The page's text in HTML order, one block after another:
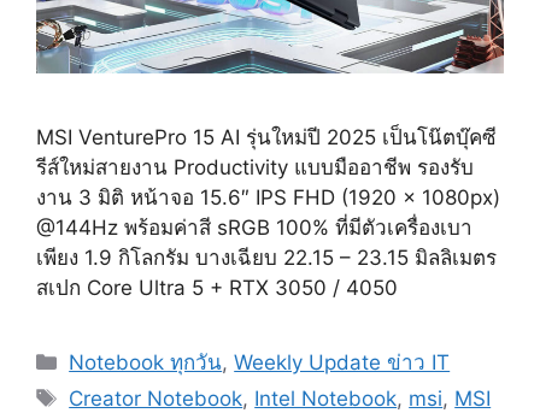
MSI VenturePro 15 AI รุ่นใหม่ปี 2025 เป็นโน๊ตบุ๊คซี
รีส์ใหม่สายงาน Productivity แบบมืออาชีพ รองรับ
งาน 3 มิติ หน้าจอ 15.6″ IPS FHD (1920 x 1080px)
@144Hz พร้อมค่าสี sRGB 100% ที่มีตัวเครื่องเบา
เพียง 1.9 กิโลกรัม บางเฉียบ 22.15 – 23.15 มิลลิเมตร
สเปก Core Ultra 5 + RTX 3050 / 4050
Categories
Notebook ทุกวัน,Weekly Update ข่าว IT
Tags
Creator Notebook, Intel Notebook, msi, MSI